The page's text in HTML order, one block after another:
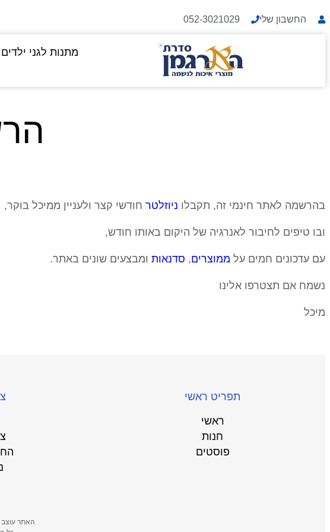
החשבון שלי 052-3021029
מתנות לגני ילדים
בהרשמה לאתר חינמי זה, תקבלו ניוזלטר חודשי קצר ולעניין ממיכל בוקר,
ובו טיפים לחיבור לאנרגיה של היקום באותו חודש,
עם עדכונים חמים על ממוצרים, סדנאות ומבצעים שונים באתר.
נשמח אם תצטרפו אלינו
מיכל
תפריט ראשי
ראשי
חנות
פוסטים
האתר עוצב